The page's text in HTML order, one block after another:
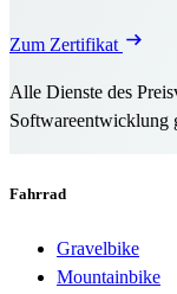
Zum Zertifikat
Alle Dienste des
Softwareentwicklung
Fahrrad
Gravelbike
Mountainbike